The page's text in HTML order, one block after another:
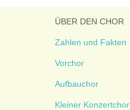
ÜBER DEN CHOR
Zahlen und Fakten
Vorchor
Aufbauchor
Kleiner Konzertchor